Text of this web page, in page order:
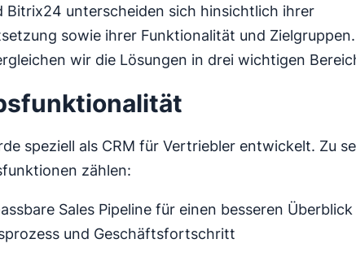
Bitrix24 unterscheiden sich hinsichtlich ihrer
sowie ihrer Funktionalität und
wir die Lösungen in drei wichtigen
speziell als CRM für Vertriebler entwickelt. Zu
zählen:
Sales Pipeline für einen besseren
und Geschäftsfortschritt